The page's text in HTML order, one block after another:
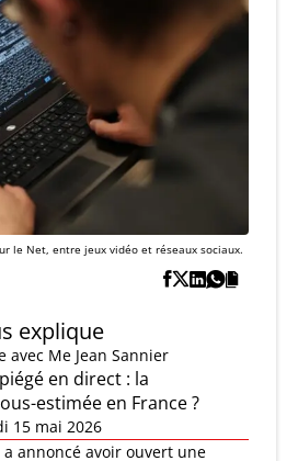
le Net, entre jeux vidéo et réseaux sociaux.
explique
avec Me Jean Sannier
en direct : la
estimée en France ?
15 mai 2026
annoncé avoir ouvert une